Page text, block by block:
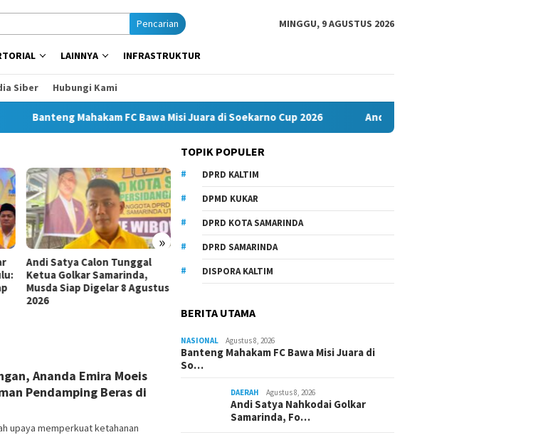
Pencarian MINGGU, 9 AGUSTUS 2026
LAINNYA INFRASTRUKTUR
Siber Hubungi Kami
Banteng Mahakam FC Bawa Misi Juara di Soekarno Cup 2026 Andi Satya Nahkodai Golkar
»
Andi Satya Calon Tunggal
Ketua Golkar Samarinda,
Musda Siap Digelar 8 Agustus
2026
Bawaslu Bontang dan JMSI
Bontang Bersinergi Lawan
Hoaks, Perkuat Demokrasi
Komisi IV Tunggu Hasil
Dugaan Pelanggaran SPMB
Ananda Emira Moeis
Pendamping Beras di
upaya memperkuat ketahanan
TOPIK POPULER
DPRD KALTIM
DPMD KUKAR
DPRD KOTA SAMARINDA
DPRD SAMARINDA
DISPORA KALTIM
BERITA UTAMA
NASIONAL Agustus 8, 2026
Banteng Mahakam FC Bawa Misi Juara di
So…
DAERAH Agustus 8, 2026
Andi Satya Nahkodai Golkar
Samarinda, Fo…